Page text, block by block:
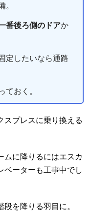
。
番後ろ側のドアか
定したいなら通路
ておく。
スプレスに乗り換える
ムに降りるにはエスカ
ベーターも工事中でし
を降りる羽目に。